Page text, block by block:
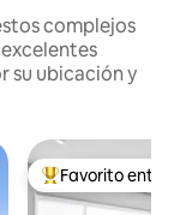
complejos
su ubicación y
Favorito entre
Favorito entre